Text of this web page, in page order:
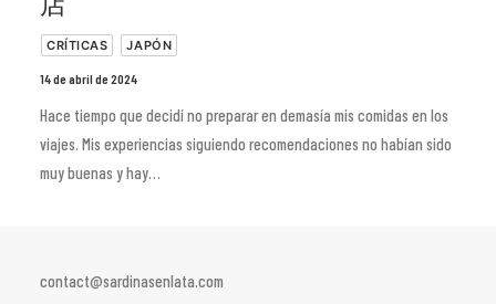
CRÍTICAS JAPÓN
14 de abril de 2024
Hace tiempo que decidí no preparar en demasía mis comidas en los
viajes. Mis experiencias siguiendo recomendaciones no habían sido
muy buenas y hay…
contact@sardinasenlata.com